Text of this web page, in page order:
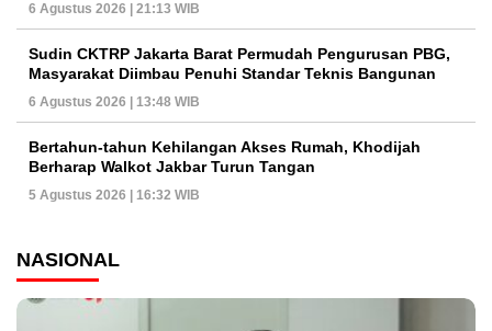
6 Agustus 2026 | 21:13 WIB
Sudin CKTRP Jakarta Barat Permudah Pengurusan PBG,
Masyarakat Diimbau Penuhi Standar Teknis Bangunan
6 Agustus 2026 | 13:48 WIB
Bertahun-tahun Kehilangan Akses Rumah, Khodijah
Berharap Walkot Jakbar Turun Tangan
5 Agustus 2026 | 16:32 WIB
NASIONAL